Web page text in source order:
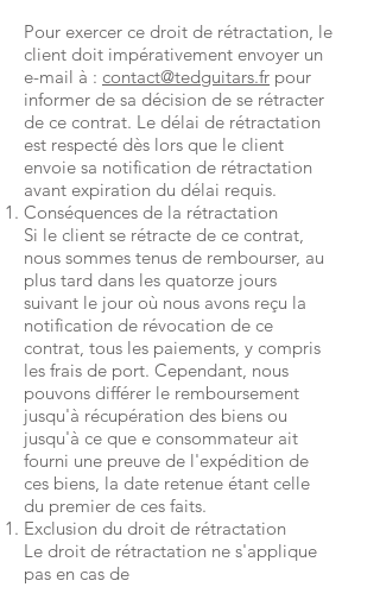
Pour exercer ce droit de rétractation, le
client doit impérativement envoyer un
e-mail à : contact@tedguitars.fr pour
informer de sa décision de se rétracter
de ce contrat. Le délai de rétractation
est respecté dès lors que le client
envoie sa notification de rétractation
avant expiration du délai requis.
Conséquences de la rétractation
Si le client se rétracte de ce contrat,
nous sommes tenus de rembourser, au
plus tard dans les quatorze jours
suivant le jour où nous avons reçu la
notification de révocation de ce
contrat, tous les paiements, y compris
les frais de port. Cependant, nous
pouvons différer le remboursement
jusqu'à récupération des biens ou
jusqu'à ce que e consommateur ait
fourni une preuve de l'expédition de
ces biens, la date retenue étant celle
du premier de ces faits.
Exclusion du droit de rétractation
Le droit de rétractation ne s'applique
pas en cas de